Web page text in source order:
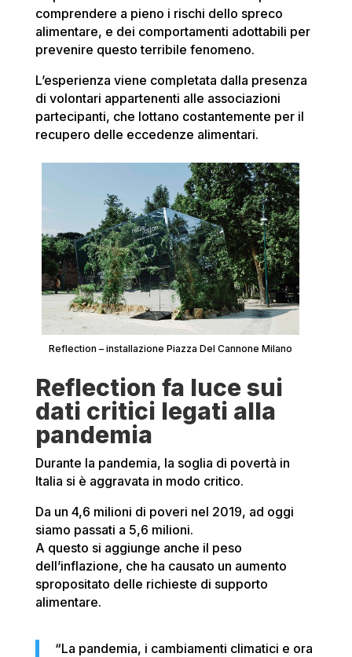
comprendere a pieno i rischi dello spreco
alimentare, e dei comportamenti adottabili per
prevenire questo terribile fenomeno.
L’esperienza viene completata dalla presenza
di volontari appartenenti alle associazioni
partecipanti, che lottano costantemente per il
recupero delle eccedenze alimentari.
Reflection – installazione Piazza Del Cannone Milano
Reflection fa luce sui
dati critici legati alla
pandemia
Durante la pandemia, la soglia di povertà in
Italia si è aggravata in modo critico.
Da un 4,6 milioni di poveri nel 2019, ad oggi
siamo passati a 5,6 milioni.
A questo si aggiunge anche il peso
dell’inflazione, che ha causato un aumento
spropositato delle richieste di supporto
alimentare.
“La pandemia, i cambiamenti climatici e ora